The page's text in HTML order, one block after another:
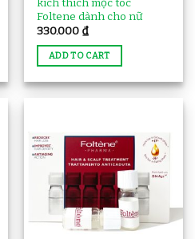
Foltene dành cho nữ
330.000 ₫
ADD TO CART